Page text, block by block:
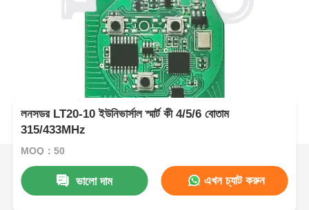
লনসডর LT20-10 ইউনিভার্সাল স্মার্ট কী 4/5/6 বোতাম
315/433MHz
MOQ：50
ভালো দাম এখন চ্যাট করুন